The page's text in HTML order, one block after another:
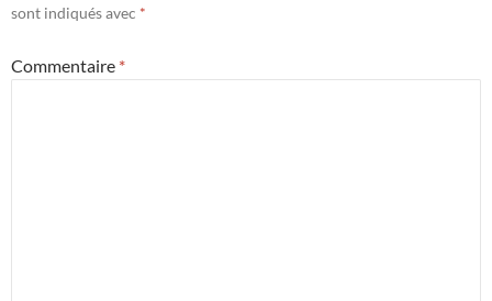
sont indiqués avec *
Commentaire *